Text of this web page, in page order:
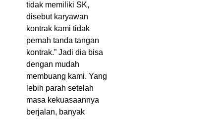
tidak memiliki SK,
disebut karyawan
kontrak kami tidak
pernah tanda tangan
kontrak.” Jadi dia bisa
dengan mudah
membuang kami. Yang
lebih parah setelah
masa kekuasaannya
berjalan, banyak